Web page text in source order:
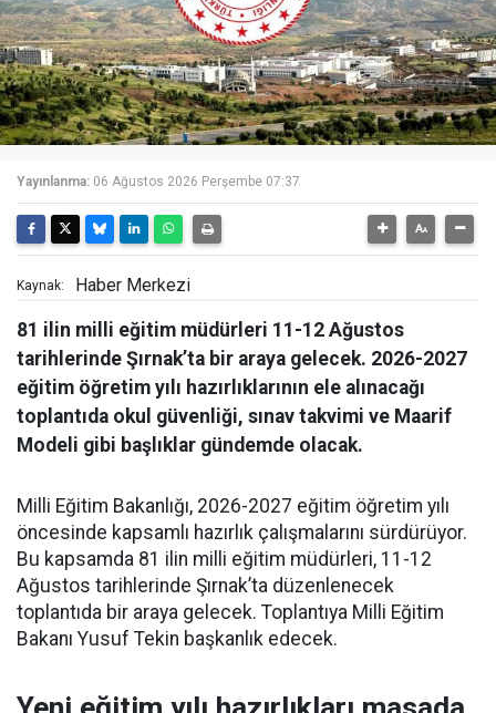
Yayınlanma: 06 Ağustos 2026 Perşembe 07:37
Kaynak: Haber Merkezi
81 ilin milli eğitim müdürleri 11-12 Ağustos
tarihlerinde Şırnak’ta bir araya gelecek. 2026-2027
eğitim öğretim yılı hazırlıklarının ele alınacağı
toplantıda okul güvenliği, sınav takvimi ve Maarif
Modeli gibi başlıklar gündemde olacak.
Milli Eğitim Bakanlığı, 2026-2027 eğitim öğretim yılı
öncesinde kapsamlı hazırlık çalışmalarını sürdürüyor.
Bu kapsamda 81 ilin milli eğitim müdürleri, 11-12
Ağustos tarihlerinde Şırnak’ta düzenlenecek
toplantıda bir araya gelecek. Toplantıya Milli Eğitim
Bakanı Yusuf Tekin başkanlık edecek.